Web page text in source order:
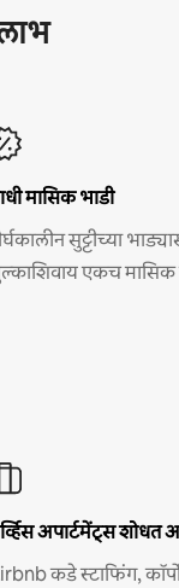
मासिक भाडी
सुट्टीच्या
एकच
अपार्टमेंट्स शोधत
कडे स्टाफिंग,